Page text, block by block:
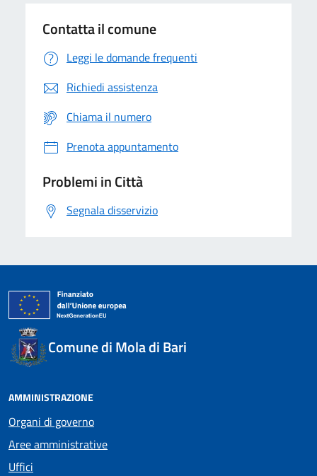
Contatta il comune
Leggi le domande frequenti
Richiedi assistenza
Chiama il numero
Prenota appuntamento
Problemi in Città
Segnala disservizio
Comune di Mola di Bari
AMMINISTRAZIONE
Organi di governo
Aree amministrative
Uffici